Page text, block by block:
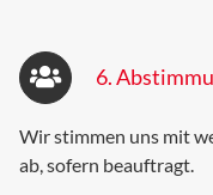
6.
Wir stimmen uns mit
ab, sofern beauftragt.